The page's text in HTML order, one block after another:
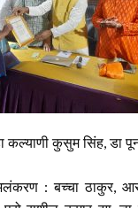
कल्याणी कुसुम सिंह, डा
अलंकरण : बच्चा ठाकुर,